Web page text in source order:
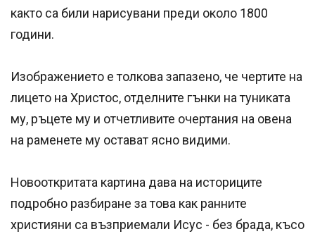
както са били нарисувани преди около 1800
години.
Изображението е толкова запазено, че чертите на
лицето на Христос, отделните гънки на туниката
му, ръцете му и отчетливите очертания на овена
на раменете му остават ясно видими.
Новооткритата картина дава на историците
подробно разбиране за това как ранните
християни са възприемали Исус - без брада, късо